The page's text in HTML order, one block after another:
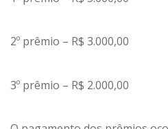
2º prêmio – R$ 3.000,00
3º prêmio – R$ 2.000,00